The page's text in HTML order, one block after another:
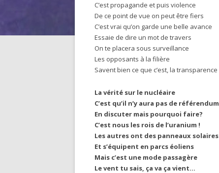
C’est propagande et puis violence
De ce point de vue on peut être fiers
C’est vrai qu’on garde une belle avance
Essaie de dire un mot de travers
On te placera sous surveillance
Les opposants à la filière
Savent bien ce que c’est, la transparence
La vérité sur le nucléaire
C’est qu’il n’y aura pas de référendum
En discuter mais pourquoi faire?
C’est nous les rois de l’uranium !
Les autres ont des panneaux solaires
Et s’équipent en parcs éoliens
Mais c’est une mode passagère
Le vent tu sais, ça va ça vient…